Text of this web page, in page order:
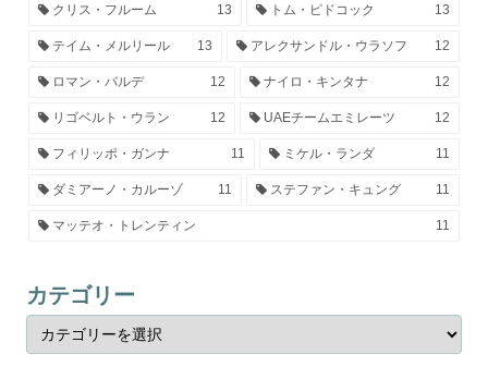
クリス・フルーム 13 トム・ピドコック 13
テイム・メルリール 13 アレクサンドル・ウラソフ 12
ロマン・バルデ 12 ナイロ・キンタナ 12
リゴベルト・ウラン 12 UAEチームエミレーツ 12
フィリッポ・ガンナ 11 ミケル・ランダ 11
ダミアーノ・カルーゾ 11 ステファン・キュング 11
マッテオ・トレンティン 11
カテゴリー